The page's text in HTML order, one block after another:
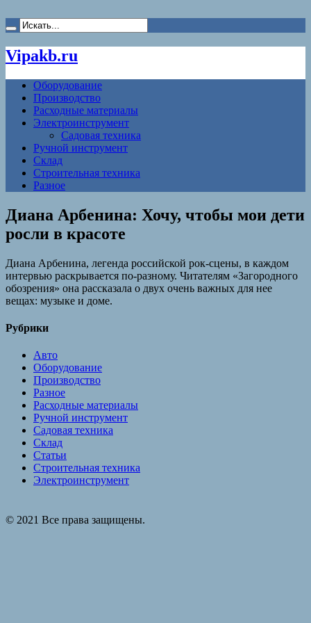
Vipakb.ru
Оборудование
Производство
Расходные материалы
Электроинструмент
Садовая техника
Ручной инструмент
Склад
Строительная техника
Разное
Диана Арбенина: Хочу, чтобы мои дети
росли в красоте
Диана Арбенина, легенда российской рок-сцены, в каждом
интервью раскрывается по-разному. Читателям «Загородного
обозрения» она рассказала о двух очень важных для нее
вещах: музыке и доме.
Рубрики
Авто
Оборудование
Производство
Разное
Расходные материалы
Ручной инструмент
Садовая техника
Склад
Статьи
Строительная техника
Электроинструмент
© 2021 Все права защищены.